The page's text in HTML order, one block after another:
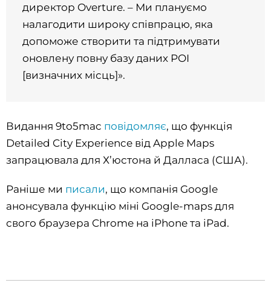
директор Overture. – Ми плануємо
налагодити широку співпрацю, яка
допоможе створити та підтримувати
оновлену повну базу даних POI
[визначних місць]».
Видання 9to5mac повідомляє, що функція
Detailed City Experience від Apple Maps
запрацювала для Х’юстона й Далласа (США).
Раніше ми писали, що компанія Google
анонсувала функцію міні Google-maps для
свого браузера Chrome на iPhone та iPad.